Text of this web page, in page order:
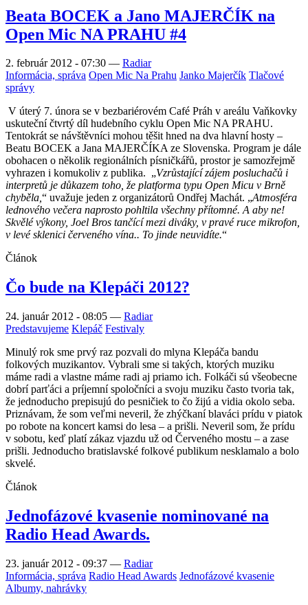
Beata BOCEK a Jano MAJERČÍK na
Open Mic NA PRAHU #4
2. február 2012 - 07:30 — Radiar
Informácia, správa Open Mic Na Prahu Janko Majerčík Tlačové
správy
V úterý 7. února se v bezbariérovém Café Práh v areálu Vaňkovky
uskuteční čtvrtý díl hudebního cyklu Open Mic NA PRAHU.
Tentokrát se návštěvníci mohou těšit hned na dva hlavní hosty –
Beatu BOCEK a Jana MAJERČÍKA ze Slovenska. Program je dále
obohacen o několik regionálních písničkářů, prostor je samozřejmě
vyhrazen i komukoliv z publika. „Vzrůstající zájem posluchačů i
interpretů je důkazem toho, že platforma typu Open Micu v Brně
chyběla,“ uvažuje jeden z organizátorů Ondřej Machát. „Atmosféra
lednového večera naprosto pohltila všechny přítomné. A aby ne!
Skvělé výkony, Joel Bros tančící mezi diváky, v pravé ruce mikrofon,
v levé sklenici červeného vína.. To jinde neuvidíte.“
Článok
Čo bude na Klepáči 2012?
24. január 2012 - 08:05 — Radiar
Predstavujeme Klepáč Festivaly
Minulý rok sme prvý raz pozvali do mlyna Klepáča bandu
folkových muzikantov. Vybrali sme si takých, ktorých muziku
máme radi a vlastne máme radi aj priamo ich. Folkáči sú všeobecne
dobrí parťáci a príjemní spoločníci a svoju muziku často tvoria tak,
že jednoducho prepisujú do pesničiek to čo žijú a vidia okolo seba.
Priznávam, že som veľmi neveril, že zhýčkaní blaváci prídu v piatok
po robote na koncert kamsi do lesa – a prišli. Neveril som, že prídu
v sobotu, keď platí zákaz vjazdu už od Červeného mostu – a zase
prišli. Jednoducho bratislavské folkové publikum nesklamalo a bolo
skvelé.
Článok
Jednofázové kvasenie nominované na
Radio Head Awards.
23. január 2012 - 09:37 — Radiar
Informácia, správa Radio Head Awards Jednofázové kvasenie
Albumy, nahrávky